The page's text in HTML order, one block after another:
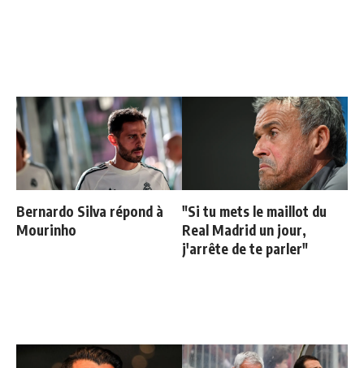
Bernardo Silva répond à
Mourinho
"Si tu mets le maillot du
Real Madrid un jour,
j'arrête de te parler"